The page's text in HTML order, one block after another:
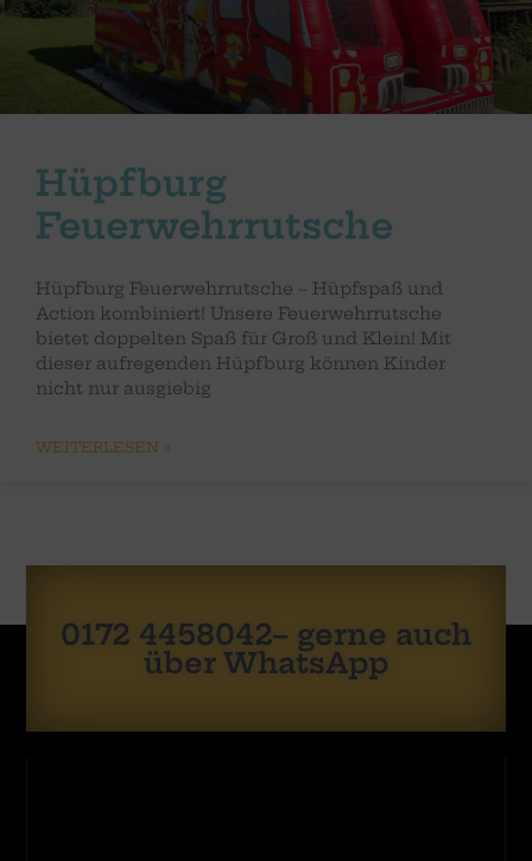
Hüpfburg
Feuerwehrrutsche
Hüpfburg Feuerwehrrutsche – Hüpfspaß und
Action kombiniert! Unsere Feuerwehrrutsche
bietet doppelten Spaß für Groß und Klein! Mit
dieser aufregenden Hüpfburg können Kinder
nicht nur ausgiebig
WEITERLESEN »
0172 4458042– gerne auch
über WhatsApp